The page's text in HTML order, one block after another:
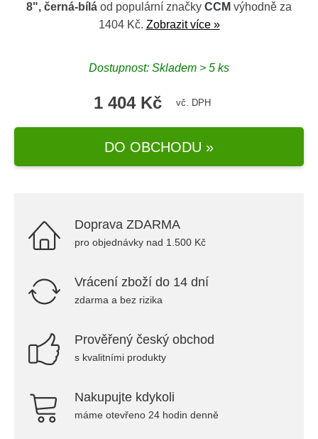
8", černá-bílá od populární značky CCM výhodně za
1404 Kč. Zobrazit více »
Dostupnost: Skladem > 5 ks
1 404 Kč vč. DPH
DO OBCHODU »
Doprava ZDARMA
pro objednávky nad 1.500 Kč
Vrácení zboží do 14 dní
zdarma a bez rizika
Prověřený český obchod
s kvalitními produkty
Nakupujte kdykoli
máme otevřeno 24 hodin denně